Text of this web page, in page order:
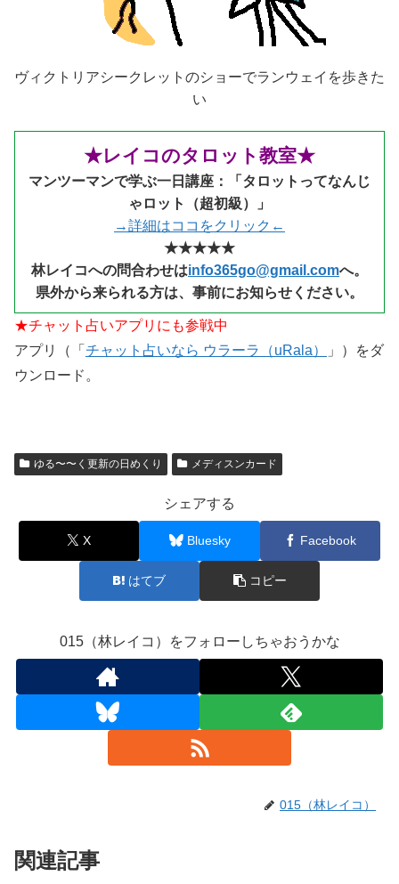
ヴィクトリアシークレットのショーでランウェイを歩きた
い
★レイコのタロット教室★
マンツーマンで学ぶ一日講座：「タロットってなんじ
ゃロット（超初級）」
→詳細はココをクリック←
★★★★★
林レイコへの問合わせはinfo365go@gmail.comへ。
県外から来られる方は、事前にお知らせください。
★チャット占いアプリにも参戦中
アプリ（「 チャット占いなら ウラーラ（uRala）
」）をダ
ウンロード。
ゆる〜〜く更新の日めくり メディスンカード
シェアする
X Bluesky Facebook
はてブ コピー
015（林レイコ）をフォローしちゃおうかな
015（林レイコ）
関連記事